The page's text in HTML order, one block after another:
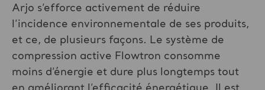
Arjo s’efforce activement de réduire
l’incidence environnementale de ses produits,
et ce, de plusieurs façons. Le système de
compression active Flowtron consomme
moins d’énergie et dure plus longtemps tout